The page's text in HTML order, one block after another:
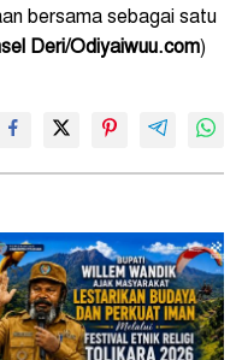
bersama sebagai satu
Deri/Odiyaiwuu.com)